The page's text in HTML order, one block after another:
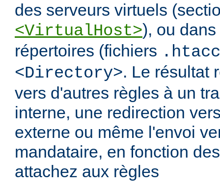
des serveurs virtuels
<VirtualHost>), ou
répertoires (fichiers
<Directory>. Le résultat
vers d'autres règles à un
interne, une redirection
externe ou même l'envoi
mandataire, en fonction
attachez aux règles